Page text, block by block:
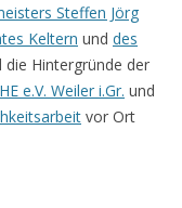
Steffen Jörg
Keltern und des
die Hintergründe der
e.V. Weiler i.Gr. und
vor Ort